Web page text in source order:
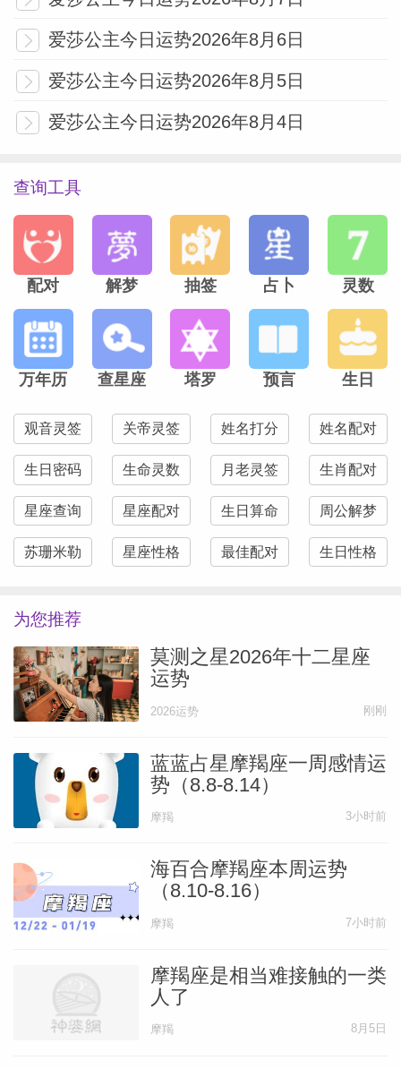
爱莎公主今日运势2026年8月6日
爱莎公主今日运势2026年8月5日
爱莎公主今日运势2026年8月4日
查询工具
配对 解梦 抽签 占卜 灵数
万年历 查星座 塔罗 预言 生日
观音灵签 关帝灵签 姓名打分 姓名配对
生日密码 生命灵数 月老灵签 生肖配对
星座查询 星座配对 生日算命 周公解梦
苏珊米勒 星座性格 最佳配对 生日性格
为您推荐
莫测之星2026年十二星座
运势
2026运势 刚刚
蓝蓝占星摩羯座一周感情运
势（8.8-8.14）
摩羯 3小时前
海百合摩羯座本周运势
（8.10-8.16）
摩羯 7小时前
摩羯座是相当难接触的一类
人了
摩羯 8月5日